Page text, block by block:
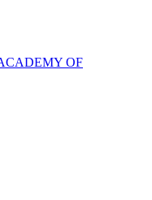
OF